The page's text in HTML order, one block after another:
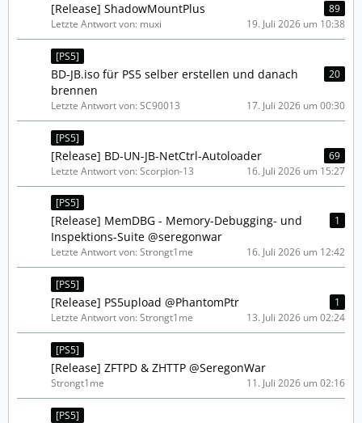
[Release] ShadowMountPlus
89
Letzte Antwort von: muxi
19. Juli 2026 um 10:38
[PS5]
BD-JB.iso für PS5 selber erstellen und danach
brennen
20
Letzte Antwort von: SC90013 17. Juli 2026 um 00:30
[PS5]
[Release] BD-UN-JB-NetCtrl-Autoloader
69
Letzte Antwort von: Scorpion-13
16. Juli 2026 um 15:27
[PS5]
[Release] MemDBG - Memory-Debugging- und
Inspektions-Suite @seregonwar
1
Letzte Antwort von: Strongt1me 16. Juli 2026 um 12:42
[PS5]
[Release] PS5upload @PhantomPtr
1
Letzte Antwort von: Strongt1me
13. Juli 2026 um 02:24
[PS5]
[Release] ZFTPD & ZHTTP @SeregonWar
Strongt1me 11. Juli 2026 um 02:16
[PS5]